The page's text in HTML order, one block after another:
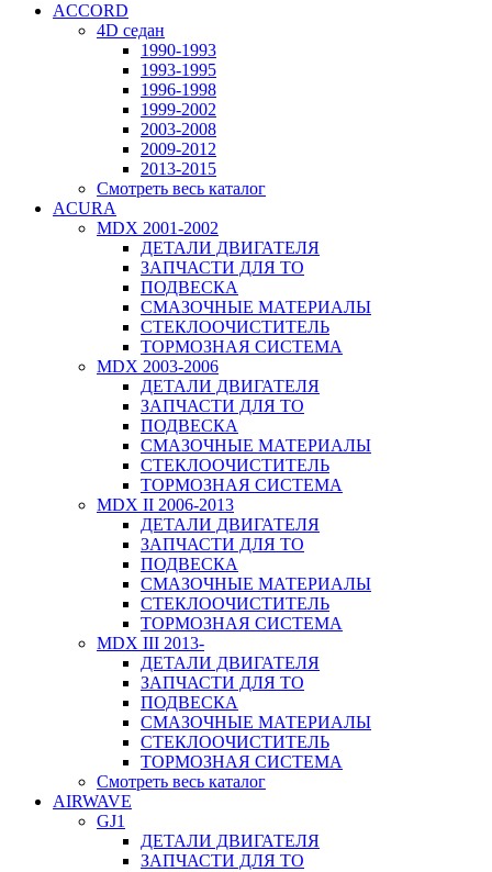
ACCORD
4D седан
1990-1993
1993-1995
1996-1998
1999-2002
2003-2008
2009-2012
2013-2015
Смотреть весь каталог
ACURA
MDX 2001-2002
ДЕТАЛИ ДВИГАТЕЛЯ
ЗАПЧАСТИ ДЛЯ ТО
ПОДВЕСКА
СМАЗОЧНЫЕ МАТЕРИАЛЫ
СТЕКЛООЧИСТИТЕЛЬ
ТОРМОЗНАЯ СИСТЕМА
MDX 2003-2006
ДЕТАЛИ ДВИГАТЕЛЯ
ЗАПЧАСТИ ДЛЯ ТО
ПОДВЕСКА
СМАЗОЧНЫЕ МАТЕРИАЛЫ
СТЕКЛООЧИСТИТЕЛЬ
ТОРМОЗНАЯ СИСТЕМА
MDX II 2006-2013
ДЕТАЛИ ДВИГАТЕЛЯ
ЗАПЧАСТИ ДЛЯ ТО
ПОДВЕСКА
СМАЗОЧНЫЕ МАТЕРИАЛЫ
СТЕКЛООЧИСТИТЕЛЬ
ТОРМОЗНАЯ СИСТЕМА
MDX III 2013-
ДЕТАЛИ ДВИГАТЕЛЯ
ЗАПЧАСТИ ДЛЯ ТО
ПОДВЕСКА
СМАЗОЧНЫЕ МАТЕРИАЛЫ
СТЕКЛООЧИСТИТЕЛЬ
ТОРМОЗНАЯ СИСТЕМА
Смотреть весь каталог
AIRWAVE
GJ1
ДЕТАЛИ ДВИГАТЕЛЯ
ЗАПЧАСТИ ДЛЯ ТО